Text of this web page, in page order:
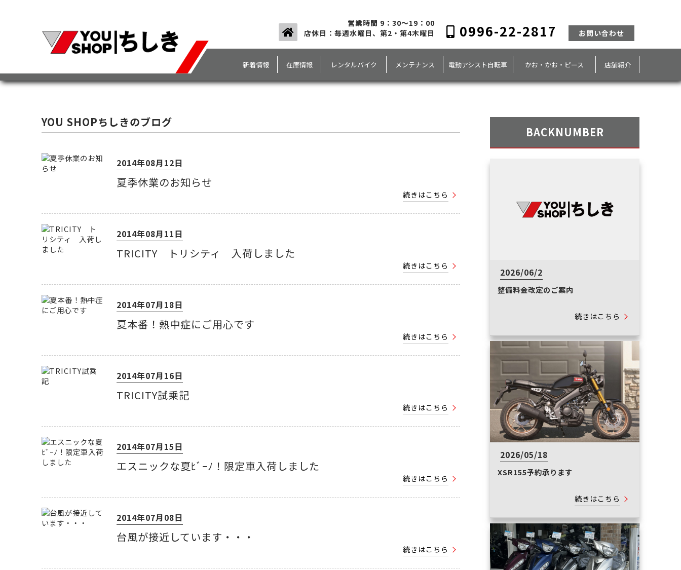
営業時間 9：30～19：00
店休日：毎週水曜日、第2・第4木曜日
0996-22-2817 お問い合わせ
新着情報 在庫情報 レンタルバイク メンテナンス 電動アシスト自転車 かお・かお・ピース 店舗紹介
YOU SHOPちしきのブログ
2014年08月12日
夏季休業のお知らせ
続きはこちら
2014年08月11日
TRICITY トリシティ 入荷しました
続きはこちら
2014年07月18日
夏本番！熱中症にご用心です
続きはこちら
2014年07月16日
TRICITY試乗記
続きはこちら
2014年07月15日
エスニックな夏ﾋﾞｰﾉ！限定車入荷しました
続きはこちら
2014年07月08日
台風が接近しています・・・
続きはこちら
BACKNUMBER
2026/06/2
整備料金改定のご案内
続きはこちら
2026/05/18
XSR155予約承ります
続きはこちら